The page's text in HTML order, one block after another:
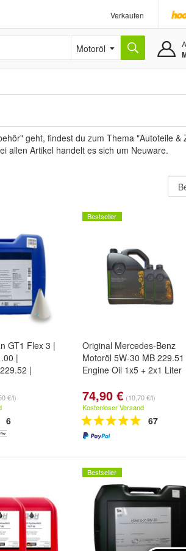
Verkaufen
Motoröl
geht, findest du zum Thema "Autoteile
allen Artikel handelt es sich um Neuware.
GT1 Flex 3 |
|
|
€/l)
6
Bestseller
Original Mercedes-Benz
Motoröl 5W-30 MB 229.51
Engine Oil 1x5 + 2x1 Liter
74,90 € (10,70 €/l)
Kostenloser Versand
67
Bestseller